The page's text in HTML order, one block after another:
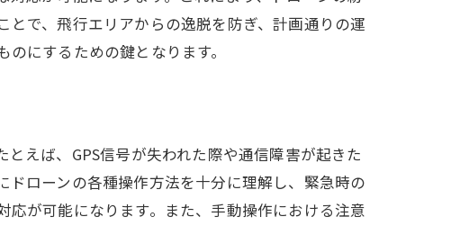
ナンス
で、飛行エリアからの逸脱を防ぎ、計画通りの運
にするための鍵となります。
えば、GPS信号が失われた際や通信障害が起きた
ローンの各種操作方法を十分に理解し、緊急時の
が可能になります。また、手動操作における注意